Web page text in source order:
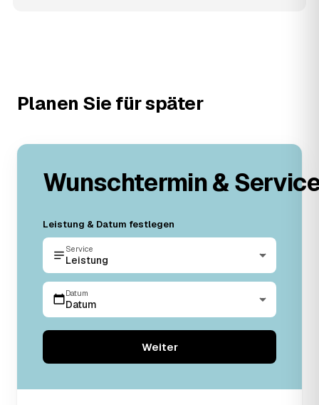
Planen Sie für später
Wunschtermin &
Leistung & Datum festlegen
Service
Leistung
Datum
Datum
Weiter